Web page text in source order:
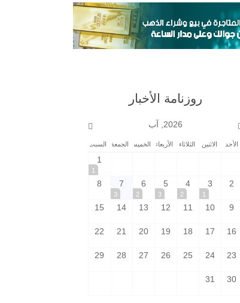
روزنامة الأخبار
2026, آب
الأحد الاثنين الثلاثاء الأربعاء الخميس الجمعة السبت
1
1
2
3
1
4
2
5
3
6
2
7
3
8
9
10
11
12
13
14
15
16
17
18
19
20
21
22
23
24
25
26
27
28
29
30
31